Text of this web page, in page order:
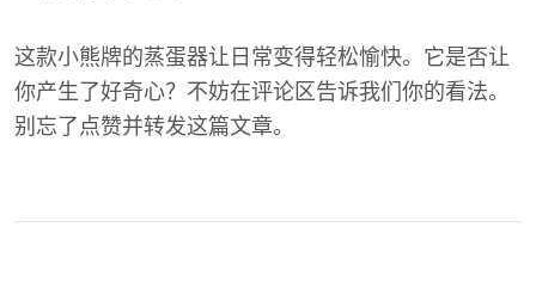
这款小熊牌的蒸蛋器让日常变得轻松愉快。它是否让
你产生了好奇心？不妨在评论区告诉我们你的看法。
别忘了点赞并转发这篇文章。